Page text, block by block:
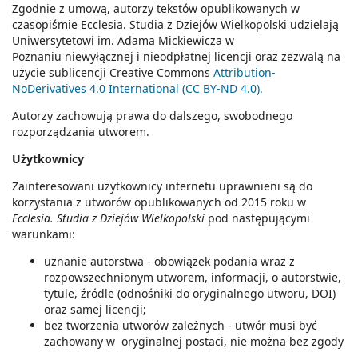
Zgodnie z umową, autorzy tekstów opublikowanych w
czasopiśmie Ecclesia. Studia z Dziejów Wielkopolski udzielają
Uniwersytetowi im. Adama Mickiewicza w
Poznaniu niewyłącznej i nieodpłatnej licencji oraz zezwalą na
użycie sublicencji Creative Commons Attribution-
NoDerivatives 4.0 International (CC BY-ND 4.0).
Autorzy zachowują prawa do dalszego, swobodnego
rozporządzania utworem.
Użytkownicy
Zainteresowani użytkownicy internetu uprawnieni są do
korzystania z utworów opublikowanych od 2015 roku w
Ecclesia. Studia z Dziejów Wielkopolski pod następującymi
warunkami:
uznanie autorstwa - obowiązek podania wraz z
rozpowszechnionym utworem, informacji, o autorstwie,
tytule, źródle (odnośniki do oryginalnego utworu, DOI)
oraz samej licencji;
bez tworzenia utworów zależnych - utwór musi być
zachowany w oryginalnej postaci, nie można bez zgody